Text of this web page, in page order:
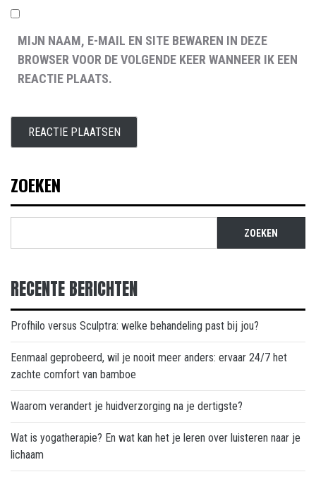
MIJN NAAM, E-MAIL EN SITE BEWAREN IN DEZE
BROWSER VOOR DE VOLGENDE KEER WANNEER IK EEN
REACTIE PLAATS.
ZOEKEN
ZOEKEN
RECENTE BERICHTEN
Profhilo versus Sculptra: welke behandeling past bij jou?
Eenmaal geprobeerd, wil je nooit meer anders: ervaar 24/7 het
zachte comfort van bamboe
Waarom verandert je huidverzorging na je dertigste?
Wat is yogatherapie? En wat kan het je leren over luisteren naar je
lichaam